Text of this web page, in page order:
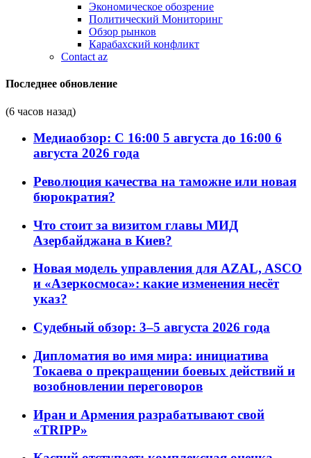
Экономическое обозрение
Политический Мониторинг
Обзор рынков
Карабахский конфликт
Contact az
Последнее обновление
(6 часов назад)
Медиаобзор: С 16:00 5 августа до 16:00 6
августа 2026 года
Революция качества на таможне или новая
бюрократия?
Что стоит за визитом главы МИД
Азербайджана в Киев?
Новая модель управления для AZAL, ASCO
и «Азеркосмоса»: какие изменения несёт
указ?
Судебный обзор: 3–5 августа 2026 года
Дипломатия во имя мира: инициатива
Токаева о прекращении боевых действий и
возобновлении переговоров
Иран и Армения разрабатывают свой
«TRIPP»